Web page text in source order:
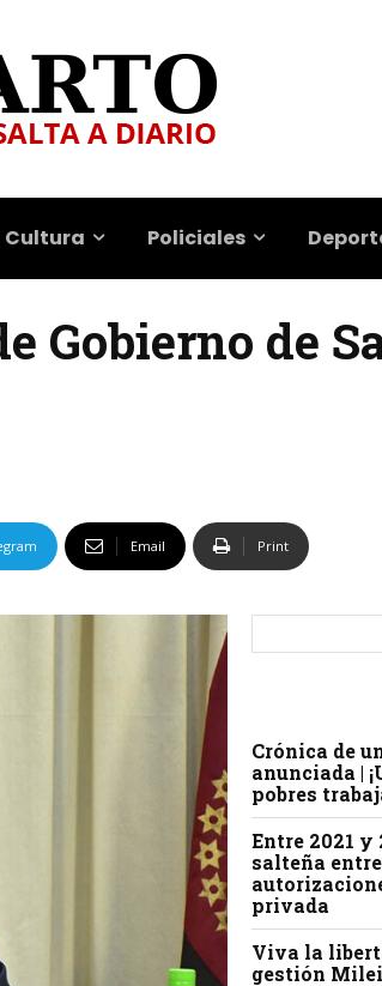
Cultura Policiales
Gobierno de
Email Print
Crónica de
anunciada |
pobres
Entre 2021 y
salteña
privada
Viva la
gestión